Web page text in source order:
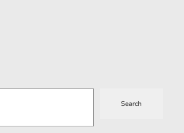
Search